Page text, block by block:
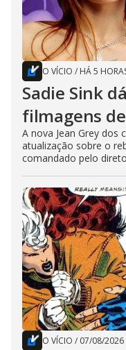
O VÍCIO / HÁ 5
Sadie Sink
filmagens
A nova Jean Grey dos
atualização sobre o
comandado pelo
O VÍCIO / 07/08/2026